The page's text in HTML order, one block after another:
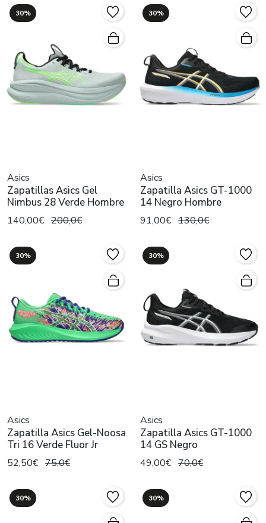
30%
Asics
Zapatillas Asics Gel
Nimbus 28 Verde Hombre
140,00€ 200,0€
30%
Asics
Zapatilla Asics GT-1000
14 Negro Hombre
91,00€ 130,0€
30%
Asics
Zapatilla Asics Gel-Noosa
Tri 16 Verde Fluor Jr
52,50€ 75,0€
30%
Asics
Zapatilla Asics GT-1000
14 GS Negro
49,00€ 70,0€
30% 30%